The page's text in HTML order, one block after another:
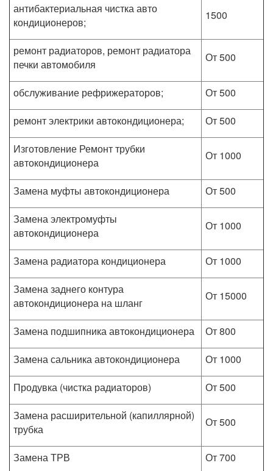
антибактериальная чистка авто
кондиционеров;
1500
ремонт радиаторов, ремонт радиатора
печки автомобиля
От 500
обслуживание рефрижераторов;
От 500
ремонт электрики автокондиционера;
От 500
Изготовление Ремонт трубки
автокондиционера
От 1000
Замена муфты автокондиционера
От 500
Замена электромуфты
автокондиционера
От 1000
Замена радиатора кондиционера
От 1000
Замена заднего контура
автокондиционера на шланг
От 15000
Замена подшипника автокондиционера
От 800
Замена сальника автокондиционера
От 1000
Продувка (чистка радиаторов)
От 500
Замена расширительной (капиллярной)
трубка
От 500
Замена ТРВ
От 700